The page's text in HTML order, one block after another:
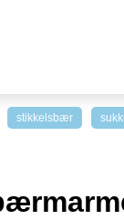
stikkelsbær